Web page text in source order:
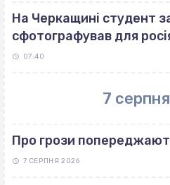
На Черкащині студент
сфотографував для
07:40
7
Про грози
7 СЕРПНЯ 2026